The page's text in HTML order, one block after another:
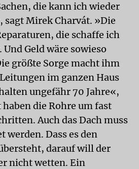
die kann ich wieder
sagt Mirek Charvát. »Die
die schaffe ich
Geld wäre sowieso
größte Sorge macht ihm
im ganzen Haus
ungefähr 70 Jahre«,
haben die Rohre um fast
Auch das Dach muss
werden. Dass es den
darauf will der
nicht wetten. Ein